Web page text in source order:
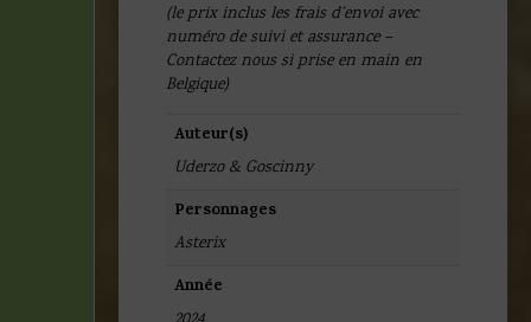
(le prix inclus les frais d’envoi avec
numéro de suivi et assurance –
Contactez nous si prise en main en
Belgique)
Auteur(s)
Uderzo & Goscinny
Personnages
Asterix
Année